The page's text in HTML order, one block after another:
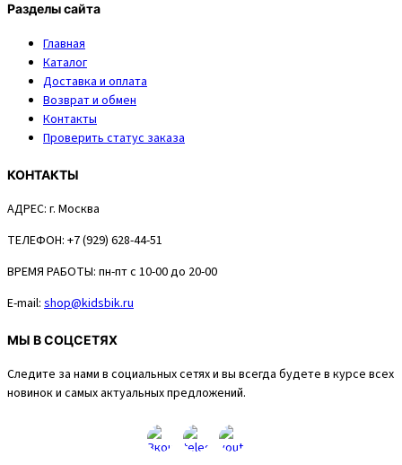
Разделы сайта
Главная
Каталог
Доставка и оплата
Возврат и обмен
Контакты
Проверить статус заказа
КОНТАКТЫ
АДРЕС: г. Москва
ТЕЛЕФОН: +7 (929) 628-44-51
ВРЕМЯ РАБОТЫ: пн-пт с 10-00 до 20-00
E-mail: shop@kidsbik.ru
МЫ В СОЦСЕТЯХ
Следите за нами в социальных сетях и вы всегда будете в курсе всех
новинок и самых актуальных предложений.